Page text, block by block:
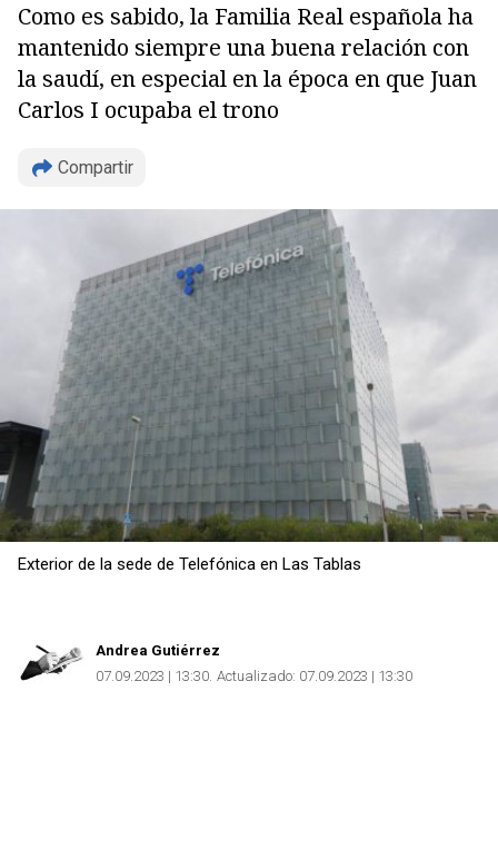
Como es sabido, la Familia Real española ha
mantenido siempre una buena relación con
la saudí, en especial en la época en que Juan
Carlos I ocupaba el trono
Compartir
Copiar
Exterior de la sede de Telefónica en Las Tablas
Andrea Gutiérrez
07.09.2023 | 13:30 Actualizado: 07.09.2023 | 13:30